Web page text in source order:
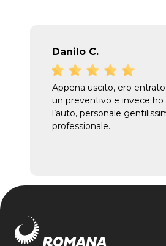
Danilo C.
Appena uscito, ero
un preventivo e invece ho
l’auto, personale
professionale.